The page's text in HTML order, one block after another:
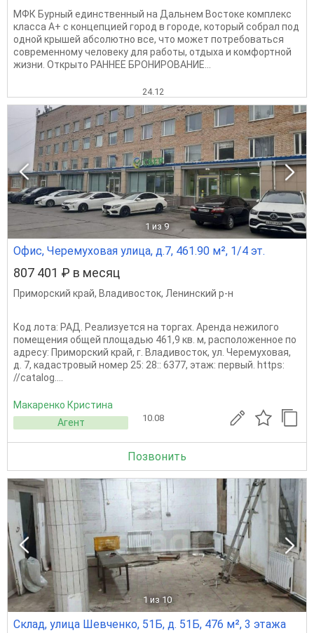
МФК Бурный единственный на Дальнем Востоке комплекс
класса А+ с концепцией город в городе, который собрал под
одной крышей абсолютно все, что может потребоваться
современному человеку для работы, отдыха и комфортной
жизни. Открыто РАННЕЕ БРОНИРОВАНИЕ...
24.12
1 из 9
Офис, Черемуховая улица, д.7, 461.90 м², 1/4 эт.
807 401 ₽ в месяц
Приморский край, Владивосток, Ленинский р-н
Код лота: РАД. Реализуется на торгах. Аренда нежилого
помещения общей площадью 461,9 кв. м, расположенное по
адресу: Приморский край, г. Владивосток, ул. Черемуховая,
д. 7, кадастровый номер 25: 28:: 6377, этаж: первый. https:
//catalog....
Макаренко Кристина
Агент
10.08
Позвонить
1 из 10
Склад, улица Шевченко, 51Б, д. 51Б, 476 м², 3 этажа